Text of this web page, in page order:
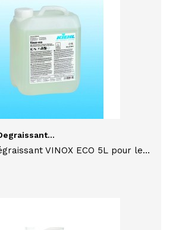
VINOX ECO 5L pour les
et marmites en inox, de